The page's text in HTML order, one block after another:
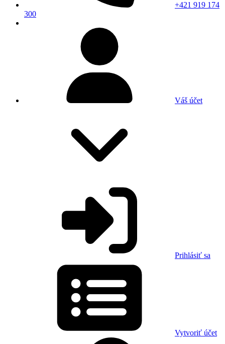
+421 919 174
300
Váš účet
Prihlásiť sa
Vytvoriť účet